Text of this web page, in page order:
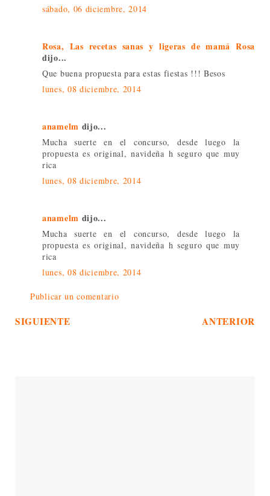
sábado, 06 diciembre, 2014
Rosa, Las recetas sanas y ligeras de mamá Rosa
dijo...
Que buena propuesta para estas fiestas !!! Besos
lunes, 08 diciembre, 2014
anamelm dijo...
Mucha suerte en el concurso, desde luego la
propuesta es original, navideña h seguro que muy
rica
lunes, 08 diciembre, 2014
anamelm dijo...
Mucha suerte en el concurso, desde luego la
propuesta es original, navideña h seguro que muy
rica
lunes, 08 diciembre, 2014
Publicar un comentario
SIGUIENTE ANTERIOR